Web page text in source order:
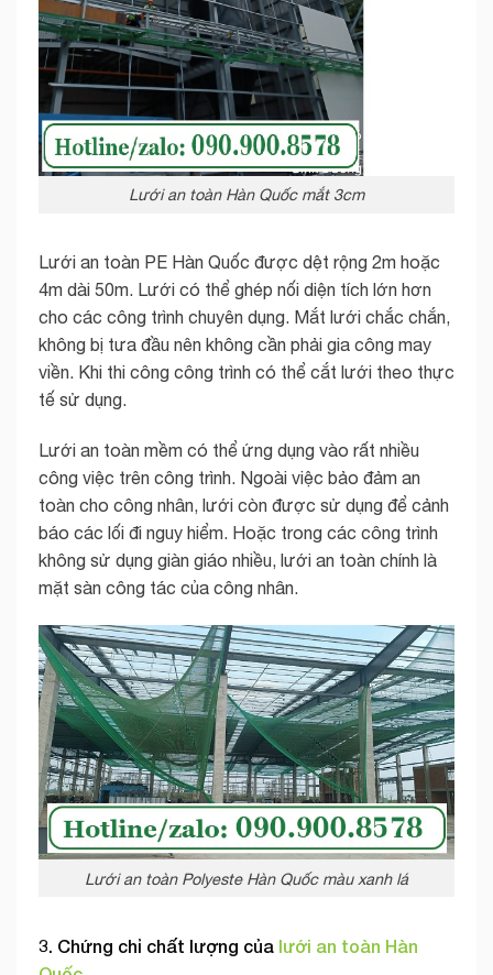
Lưới an toàn Hàn Quốc mắt 3cm
Lưới an toàn PE Hàn Quốc được dệt rộng 2m hoặc
4m dài 50m. Lưới có thể ghép nối diện tích lớn hơn
cho các công trình chuyên dụng. Mắt lưới chắc chắn,
không bị tưa đầu nên không cần phải gia công may
viền. Khi thi công công trình có thể cắt lưới theo thực
tế sử dụng.
Lưới an toàn mềm có thể ứng dụng vào rất nhiều
công việc trên công trình. Ngoài việc bảo đảm an
toàn cho công nhân, lưới còn được sử dụng để cảnh
báo các lối đi nguy hiểm. Hoặc trong các công trình
không sử dụng giàn giáo nhiều, lưới an toàn chính là
mặt sàn công tác của công nhân.
Lưới an toàn Polyeste Hàn Quốc màu xanh lá
3. Chứng chỉ chất lượng của lưới an toàn Hàn